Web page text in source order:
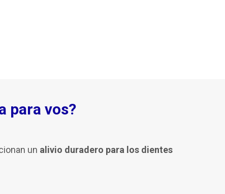
para vos?
un alivio duradero para los dientes